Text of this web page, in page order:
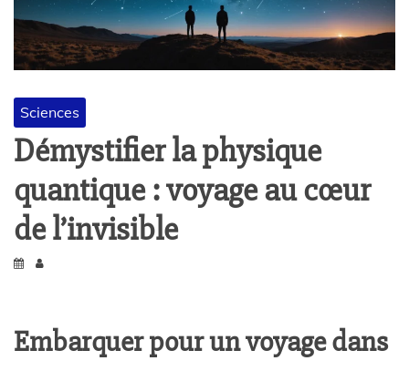
Sciences
Démystifier la physique
quantique : voyage au cœur
de l’invisible
Embarquer pour un voyage dans